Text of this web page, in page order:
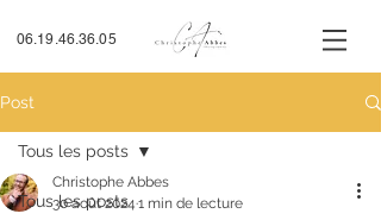
06.19.46.36.05
Post
Tous les posts
Tous les posts
Christophe Abbes
30 août 2024 1 min de lecture